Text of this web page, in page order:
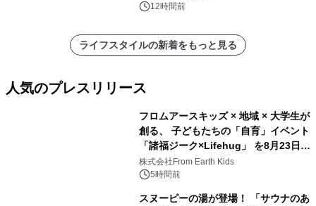
12時間前
ライフスタイルの新着をもっと見る
人気のプレスリリース
フロムアースキッズ × 地域 × 大学生が
創る、 子どもたちの「自育」イベント
「諸福ジーク×Lifehug」 を8月23日
(日)開催
株式会社From Earth Kids
5時間前
スヌーピーの湯が登場！ 「サウナのあ